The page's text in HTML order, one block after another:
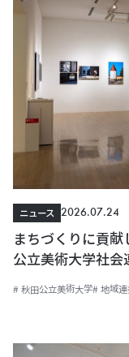
ニュース
2026.07.24
まちづくりに貢
公立美術大学社
# 秋田公立美術大学# 地域連